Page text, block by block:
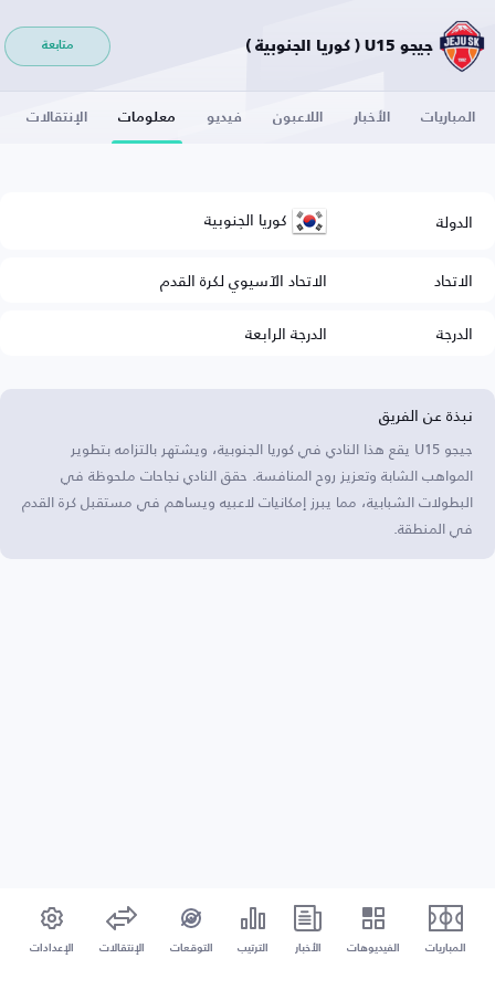
جيجو U15 ( كوريا الجنوبية ) متابعة
المباريات الأخبار اللاعبون فيديو معلومات الإنتقالات
الدولة كوريا الجنوبية
الاتحاد
الاتحاد الآسيوي لكرة القدم
الدرجة
الدرجة الرابعة
نبذة عن الفريق
جيجو U15 يقع هذا النادي في كوريا الجنوبية، ويشتهر بالتزامه بتطوير
المواهب الشابة وتعزيز روح المنافسة. حقق النادي نجاحات ملحوظة في
البطولات الشبابية، مما يبرز إمكانيات لاعبيه ويساهم في مستقبل كرة القدم
في المنطقة.
المباريات الفيديوهات الأخبار الترتيب التوقعات الإنتقالات الإعدادات